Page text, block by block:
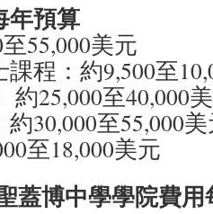
年預算
55,000美元
程：約9,500至
約25,000至40,000
30,000至55,000
至18,000美元
蓋博中學學院費